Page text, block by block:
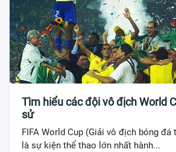
Tìm hiểu các đội vô địch World
sử
FIFA World Cup (Giải vô địch bóng
là sự kiện thể thao lớn nhất hành...